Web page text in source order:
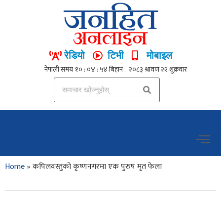
रेडियो टिभी मोबाइल
Home»कपिलवस्तुको कृष्णनगरमा एक पुरुष मृत फेला